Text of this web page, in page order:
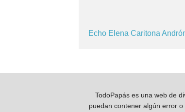
Echo Elena Caritona
TodoPapás es una web de
puedan contener algún error